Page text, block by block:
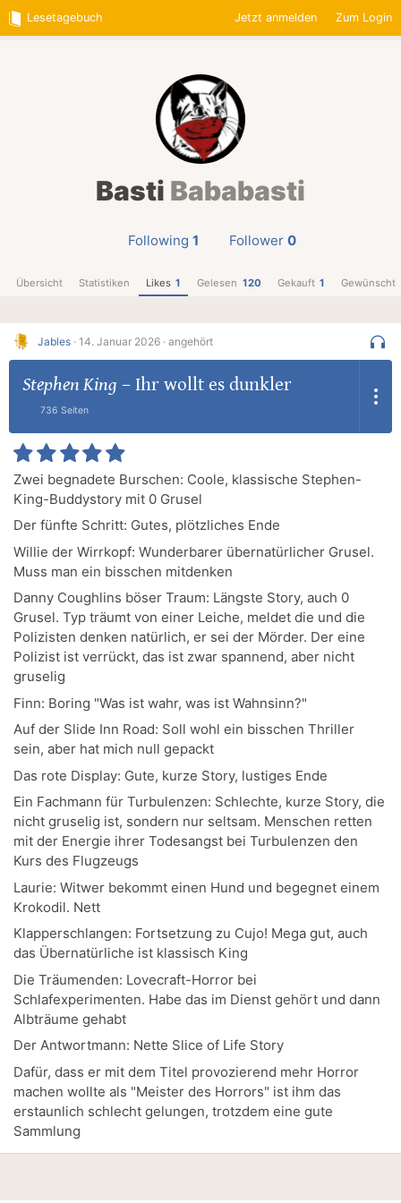
Lesetagebuch Jetzt anmelden Zum Login
Basti Bababasti
Following 1 Follower 0
Übersicht Statistiken Likes 1 Gelesen 120 Gekauft 1 Gewünscht
Jables · 14. Januar 2026 · angehört
Stephen King – Ihr wollt es dunkler
736 Seiten
Zwei begnadete Burschen: Coole, klassische Stephen-
King-Buddystory mit 0 Grusel
Der fünfte Schritt: Gutes, plötzliches Ende
Willie der Wirrkopf: Wunderbarer übernatürlicher Grusel.
Muss man ein bisschen mitdenken
Danny Coughlins böser Traum: Längste Story, auch 0
Grusel. Typ träumt von einer Leiche, meldet die und die
Polizisten denken natürlich, er sei der Mörder. Der eine
Polizist ist verrückt, das ist zwar spannend, aber nicht
gruselig
Finn: Boring "Was ist wahr, was ist Wahnsinn?"
Auf der Slide Inn Road: Soll wohl ein bisschen Thriller
sein, aber hat mich null gepackt
Das rote Display: Gute, kurze Story, lustiges Ende
Ein Fachmann für Turbulenzen: Schlechte, kurze Story, die
nicht gruselig ist, sondern nur seltsam. Menschen retten
mit der Energie ihrer Todesangst bei Turbulenzen den
Kurs des Flugzeugs
Laurie: Witwer bekommt einen Hund und begegnet einem
Krokodil. Nett
Klapperschlangen: Fortsetzung zu Cujo! Mega gut, auch
das Übernatürliche ist klassisch King
Die Träumenden: Lovecraft-Horror bei
Schlafexperimenten. Habe das im Dienst gehört und dann
Albträume gehabt
Der Antwortmann: Nette Slice of Life Story
Dafür, dass er mit dem Titel provozierend mehr Horror
machen wollte als "Meister des Horrors" ist ihm das
erstaunlich schlecht gelungen, trotzdem eine gute
Sammlung